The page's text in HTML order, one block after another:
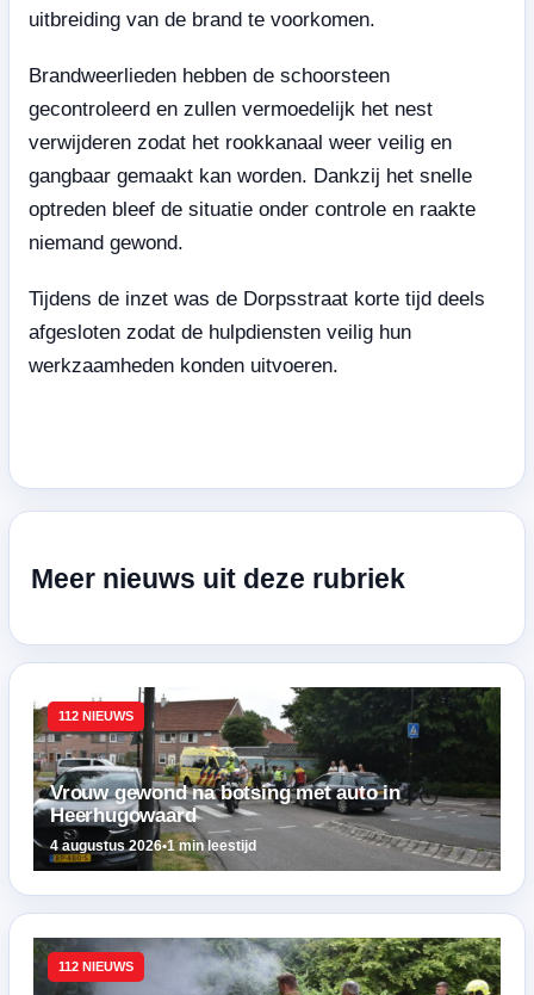
uitbreiding van de brand te voorkomen.
Brandweerlieden hebben de schoorsteen
gecontroleerd en zullen vermoedelijk het nest
verwijderen zodat het rookkanaal weer veilig en
gangbaar gemaakt kan worden. Dankzij het snelle
optreden bleef de situatie onder controle en raakte
niemand gewond.
Tijdens de inzet was de Dorpsstraat korte tijd deels
afgesloten zodat de hulpdiensten veilig hun
werkzaamheden konden uitvoeren.
Meer nieuws uit deze rubriek
112 NIEUWS
Vrouw gewond na botsing met auto in
Heerhugowaard
4 augustus 2026•1 min leestijd
112 NIEUWS